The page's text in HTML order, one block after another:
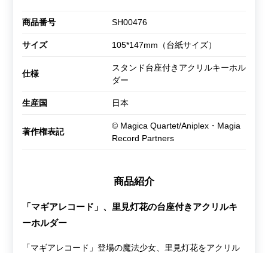
商品番号 SH00476
サイズ 105*147mm（台紙サイズ）
仕様
スタンド台座付きアクリルキーホル
ダー
生産国 日本
著作権表記
© Magica Quartet/Aniplex・Magia
Record Partners
商品紹介
「マギアレコード」、里見灯花の台座付きアクリルキ
ーホルダー
「マギアレコード」登場の魔法少女、里見灯花をアクリル